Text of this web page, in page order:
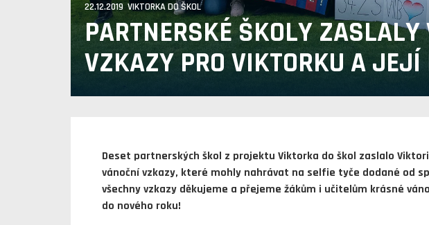
22.12.2019 VIKTORKA DO ŠKOL
PARTNERSKÉ ŠKOLY ZASLALY
VZKAZY PRO VIKTORKU A JEJÍ
Deset partnerských škol z projektu Viktorka do škol zaslalo
vánoční vzkazy, které mohly nahrávat na selfie tyče dodané od
všechny vzkazy děkujeme a přejeme žákům i učitelům krásné
do nového roku!